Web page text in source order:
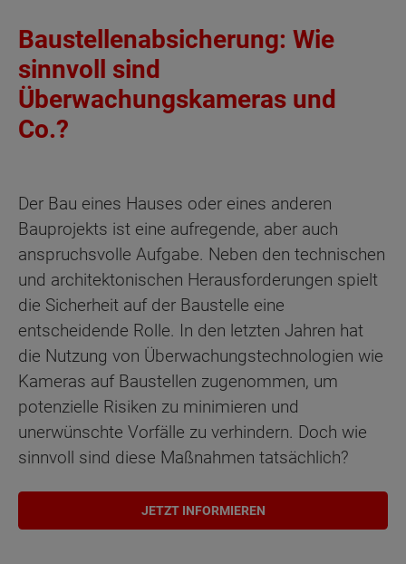
Baustellenabsicherung: Wie
sinnvoll sind
Überwachungskameras und
Co.?
Der Bau eines Hauses oder eines anderen
Bauprojekts ist eine aufregende, aber auch
anspruchsvolle Aufgabe. Neben den technischen
und architektonischen Herausforderungen spielt
die Sicherheit auf der Baustelle eine
entscheidende Rolle. In den letzten Jahren hat
die Nutzung von Überwachungstechnologien wie
Kameras auf Baustellen zugenommen, um
potenzielle Risiken zu minimieren und
unerwünschte Vorfälle zu verhindern. Doch wie
sinnvoll sind diese Maßnahmen tatsächlich?
JETZT INFORMIEREN